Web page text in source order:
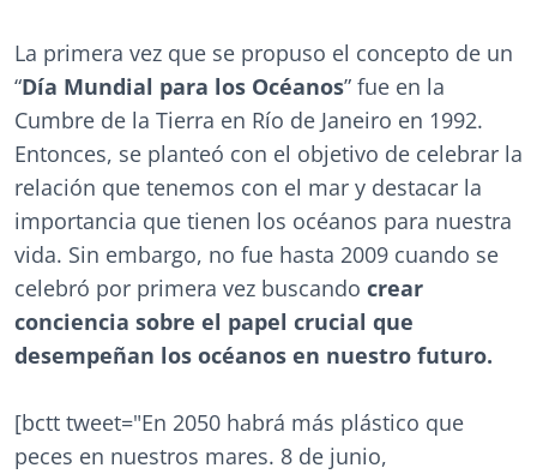
La primera vez que se propuso el concepto de un
“Día Mundial para los Océanos” fue en la
Cumbre de la Tierra en Río de Janeiro en 1992.
Entonces, se planteó con el objetivo de celebrar la
relación que tenemos con el mar y destacar la
importancia que tienen los océanos para nuestra
vida. Sin embargo, no fue hasta 2009 cuando se
celebró por primera vez buscando crear
conciencia sobre el papel crucial que
desempeñan los océanos en nuestro futuro.
[bctt tweet="En 2050 habrá más plástico que
peces en nuestros mares. 8 de junio,